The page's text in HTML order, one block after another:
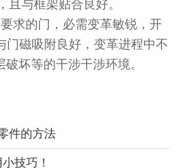
且与框架贴合良好。
的门，必需变革敏锐，开
门磁吸附良好，变革进程中不
坏等的干涉干涉环境。
件的方法
技巧！